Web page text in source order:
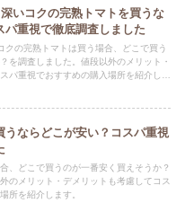
いコクの完熟トマトを買うな
パ重視で徹底調査しました
クの完熟トマトは買う場合、どこで買う
を調査しました。値段以外のメリット・
パ重視でおすすめの購入場所を紹介しま
うならどこが安い？コスパ重視
、どこで買うのが一番安く買えそうか？
のメリット・デメリットも考慮してコス
所を紹介します。